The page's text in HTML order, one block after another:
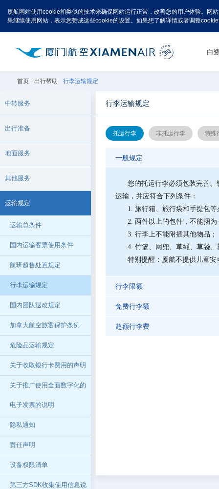
厦航网站使用cookie和类似的技术来确保网站运行正常，改善您的用户体验。网
果继续使用网站，表示您赞成这些cookie的设置。如果想了解详情或者调整
白
首页 出行帮助 行李运输规定
中转服务
出行准备
地面服务
其他服务
运输规定
运输总条件
国内运输客票使用条件
航班超售处置规定
行李运输规定
国内团队退改规定
加拿大航空旅客保护条例
危险品运输规定
关于收取银行卡费用的声明
关于推广使用全面数字化的
电子发票的说明
隐私通知
责任声明
设备权限清单
第三方SDK收集使用信息说
行李运输规定
托运行李 非托运行李 特殊
一般规定
您的托运行李必须包装完善
运输，并应符合下列条件：
1. 旅行箱、旅行袋和手提包
2. 两件以上的包件，不能捆为
3. 行李上不能附插其他物品；
4. 竹篮、网兜、草绳、草袋
特别提醒：厦航不提供儿童
行李限额
免费行李额
超额行李费